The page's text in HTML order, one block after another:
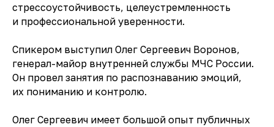
стрессоустойчивость, целеустремленность
и профессиональной уверенности.
Спикером выступил Олег Сергеевич Воронов,
генерал-майор внутренней службы МЧС России.
Он провел занятия по распознаванию эмоций,
их пониманию и контролю.
Олег Сергеевич имеет большой опыт публичных